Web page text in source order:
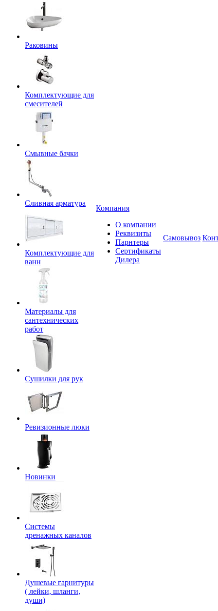
Раковины
Комплектующие для
смесителей
Смывные бачки
Сливная арматура
Комплектующие для
ванн
Материалы для
сантехнических
работ
Сушилки для рук
Ревизионные люки
Новинки
Системы
дренажных каналов
Душевые гарнитуры
( лейки, шланги,
души)
Компания
О компании
Реквизиты
Парнтеры
Сертификаты
Дилера
Самовывоз